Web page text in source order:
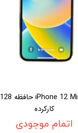
کارکرده
اتمام موجودی